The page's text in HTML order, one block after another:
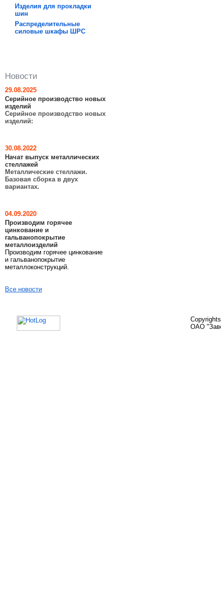
Изделия для прокладки
шин
Распределительные
силовые шкафы ШРC
Новости
29.08.2025
Серийное производство новых
изделий
Серийное производство новых
изделий:
30.08.2022
Начат выпуск металлических
стеллажей
Металлические стеллажи.
Базовая сборка в двух
вариантах.
04.09.2020
Производим горячее
цинкование и
гальванопокрытие
металлоизделий
Производим горячее цинкование
и гальванопокрытие
металлоконструкций.
Все новости
ОАО